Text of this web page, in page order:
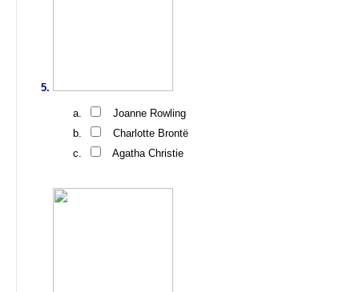
Joanne Rowling
Charlotte Brontë
Agatha Christie